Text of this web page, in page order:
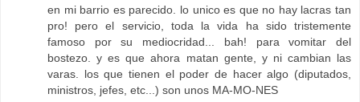
en mi barrio es parecido. lo unico es que no hay lacras tan
pro! pero el servicio, toda la vida ha sido tristemente
famoso por su mediocridad... bah! para vomitar del
bostezo. y es que ahora matan gente, y ni cambian las
varas. los que tienen el poder de hacer algo (diputados,
ministros, jefes, etc...) son unos MA-MO-NES